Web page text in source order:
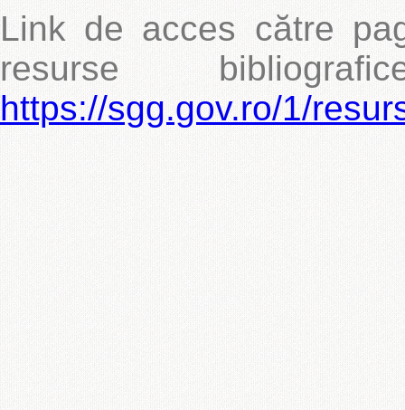
Link de acces către
resurse
https://sgg.gov.ro/1/